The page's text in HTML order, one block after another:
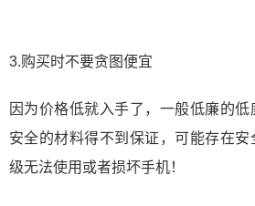
3.购买时不要贪图便宜
因为价格低就入手了，一般低廉的
安全的材料得不到保证，可能存在
级无法使用或者损坏手机！